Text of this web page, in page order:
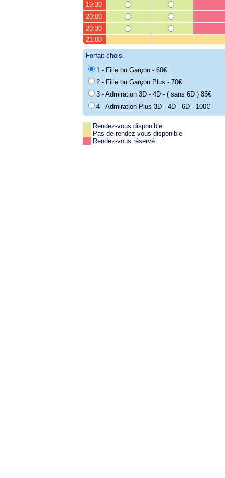
19:30
20:00
20:30
21:00
Forfait choisi
1 - Fille ou Garçon - 60€
2 - Fille ou Garçon Plus - 70€
3 - Admiration 3D - 4D - ( sans 6D ) 85€
4 - Admiration Plus 3D - 4D - 6D - 100€
Rendez-vous disponible
Pas de rendez-vous disponible
Rendez-vous réservé